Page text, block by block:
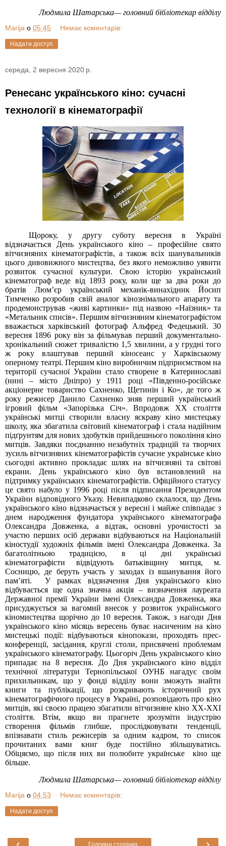
Людмила Шатарська— головний бібліотекар відділу
Marija о 05:45 Немає коментарів:
Надати доступ
середа, 2 вересня 2020 р.
Ренесанс українського кіно: сучасні
технології в кінематографії
Щороку, у другу суботу вересня в Україні
відзначається День українського кіно – професійне свято
вітчизняних кінематографістів, а також всіх шанувальників
цього дивовижного мистецтва, без якого неможливо уявити
розвиток сучасної культури. Свою історію український
кінематограф веде від 1893 року, коли ще за два роки до
братів Люм’єр український механік-винахідник Йосип
Тимченко розробив свій аналог кінознімального апарату та
продемонстрував «живі картинки» під назвою «Наїзник» та
«Метальник списів». Першим вітчизняним кінематографістом
вважається харківський фотограф Альфред Федецький. 30
вересня 1896 року він за фільмував перший документально-
хронікальний сюжет тривалістю 1,5 хвилини, а у грудні того
ж року влаштував перший кіносеанс у Харківському
оперному театрі. Першим кіно виробничим підприємством на
території сучасної України стало створене в Катеринославі
(нині – місто Дніпро) у 1911 році «Південно-російське
акціонерне товариство Сахненко, Щетинін і Ко», де того ж
року режисер Данило Сахненко зняв перший український
ігровий фільм «Запорізька Січ». Впродовж ХХ століття
українські митці створили власну яскраву кіно мистецьку
школу, яка збагатила світовий кінематограф і стала надійним
підґрунтям для нових здобутків прийдешнього покоління кіно
митців. Завдяки поєднанню незабутніх традицій та творчих
зусиль вітчизняних кінематографістів сучасне українське кіно
сьогодні активно прокладає шлях на вітчизняні та світові
екрани. День українського кіно був встановлений на
підтримку українських кінематографістів. Офіційного статусу
це свято набуло у 1996 році після підписання Президентом
України відповідного Указу. Невипадково склалося, що День
українського кіно відзначається у вересні і майже співпадає з
днем народження фундатора українського кінематографа
Олександра Довженка, а відтак, основні урочистості за
участю перших осіб держави відбуваються на Національній
кіностудії художніх фільмів імені Олександра Довженка. За
багатолітньою традицією, в ці дні українські
кінематографісти відвідують батьківщину митця, м.
Сосницю, де беруть участь у заходах із вшанування його
пам’яті.
У рамках відзначення Дня українського кіно
відбувається ще одна значна акція – визначення лауреата
Державної премії України імені Олександра Довженка, яка
присуджується за вагомий внесок у розвиток українського
кіномистецтва щорічно до 10 вересня. Також, з нагоди Дня
українського кіно місяць вересень буває насиченим на кіно
мистецькі події: відбуваються кінопокази, проходять прес-
конференції, засідання, круглі столи, присвячені проблемам
українського кінематографу. Цьогоріч День українського кіно
припадає на 8 вересня. До Дня українського кіно відділ
технічної літератури Тернопільської ОУНБ нагадує своїм
прихильникам, що у фонді відділу вони зможуть знайти
книги та публікації, що розкривають історичний рух
кінематографічного процесу в Україні, розповідають про кіно
митців, які своєю працею збагатили вітчизняне кіно ХХ-ХХІ
століття. Втім, якщо ви прагнете зрозуміти індустрію
створення фільмів глибше, прослідковувати тенденції,
впізнавати стиль режисерів за одним кадром, то список
прочитаних вами книг буде постійно збільшуватись.
Обіцяємо, що після них ви полюбите українське кіно ще
більше.
Людмила Шатарська— головний бібліотекар відділу
Marija о 04:53 Немає коментарів:
Надати доступ
Головна сторінка